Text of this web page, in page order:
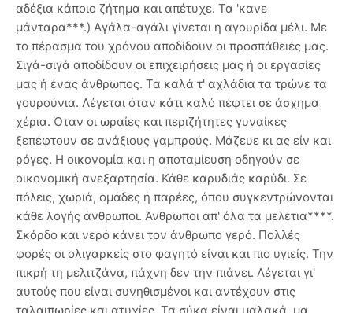
αδέξια κάποιο ζήτημα και απέτυχε. Τα 'κανε
μάνταρα***.) Αγάλα-αγάλι γίνεται η αγουρίδα μέλι. Με
το πέρασμα του χρόνου αποδίδουν οι προσπάθειές μας.
Σιγά-σιγά αποδίδουν οι επιχειρήσεις μας ή οι εργασίες
μας ή ένας άνθρωπος. Τα καλά τ' αχλάδια τα τρώνε τα
γουρούνια. Λέγεται όταν κάτι καλό πέφτει σε άσχημα
χέρια. Όταν οι ωραίες και περιζήτητες γυναίκες
ξεπέφτουν σε ανάξιους γαμπρούς. Μάζευε κι ας είν και
ρόγες. Η οικονομία και η αποταμίευση οδηγούν σε
οικονομική ανεξαρτησία. Κάθε καρυδιάς καρύδι. Σε
πόλεις, χωριά, ομάδες ή παρέες, όπου συγκεντρώνονται
κάθε λογής άνθρωποι. Άνθρωποι απ' όλα τα μελέτια****.
Σκόρδο και νερό κάνει τον άνθρωπο γερό. Πολλές
φορές οι ολιγαρκείς στο φαγητό είναι και πιο υγιείς. Την
πικρή τη μελιτζάνα, πάχνη δεν την πιάνει. Λέγεται γι'
αυτούς που είναι συνηθισμένοι και αντέχουν στις